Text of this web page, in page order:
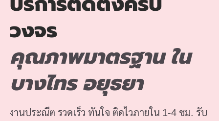
วงจร
คุณภาพมาตรฐาน ใน
บางไทร อยุธยา
งานประณีต รวดเร็ว ทันใจ ติดไวภายใน 1-4 ชม. รับ